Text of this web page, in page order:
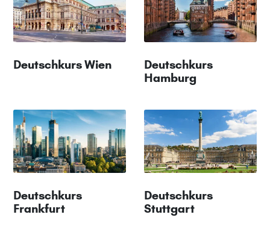
Deutschkurs Wien
Deutschkurs
Hamburg
Deutschkurs
Frankfurt
Deutschkurs
Stuttgart